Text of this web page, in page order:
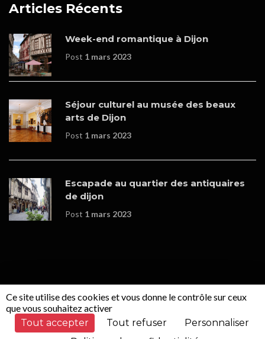
Articles Récents
Week-end romantique à Dijon
Post 1 mars 2023
Séjour culturel au musée des beaux
arts de Dijon
Post 1 mars 2023
Escapade au quartier des antiquaires
de dijon
Post 1 mars 2023
© Copyrights - Boutique en ligne réalisée parWOOPLEE
SAS.
Ce site utilise des cookies et vous donne le contrôle sur ceux
que vous souhaitez activer
Tout accepter
Tout refuser
Personnaliser